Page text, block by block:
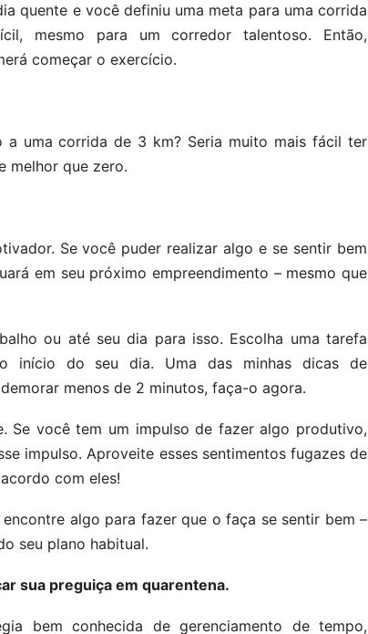
quente e você definiu uma meta para uma corrida
mesmo para um corredor talentoso. Então,
começar o exercício.
a uma corrida de 3 km? Seria muito mais fácil ter
melhor que zero.
Se você puder realizar algo e se sentir bem
em seu próximo empreendimento – mesmo que
ou até seu dia para isso. Escolha uma tarefa
início do seu dia. Uma das minhas dicas de
menos de 2 minutos, faça-o agora.
Se você tem um impulso de fazer algo produtivo,
impulso. Aproveite esses sentimentos fugazes de
com eles!
algo para fazer que o faça se sentir bem –
seu plano habitual.
sua preguiça em quarentena.
bem conhecida de gerenciamento de tempo,